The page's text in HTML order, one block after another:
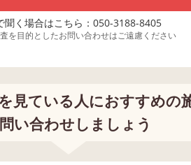
聞く場合はこちら：050-3188-8405
を目的としたお問い合わせはご遠慮ください
見ている人におすすめの
い合わせしましょう